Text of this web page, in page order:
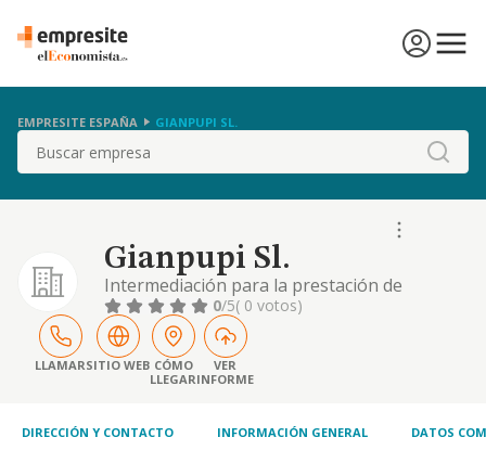
EMPRESITE ESPAÑA GIANPUPI SL.
Buscar
Gianpupi Sl.
Intermediación para la prestación de
servicios jurídicos
0/5( 0 votos)
LLAMARSITIO WEB CÓMO
LLEGAR
VER
INFORME
DIRECCIÓN Y CONTACTO INFORMACIÓN GENERAL DATOS